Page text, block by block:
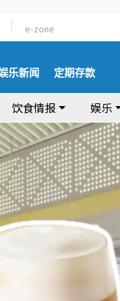
e-zone
乐新闻 定期存款
饮食情报 娱乐